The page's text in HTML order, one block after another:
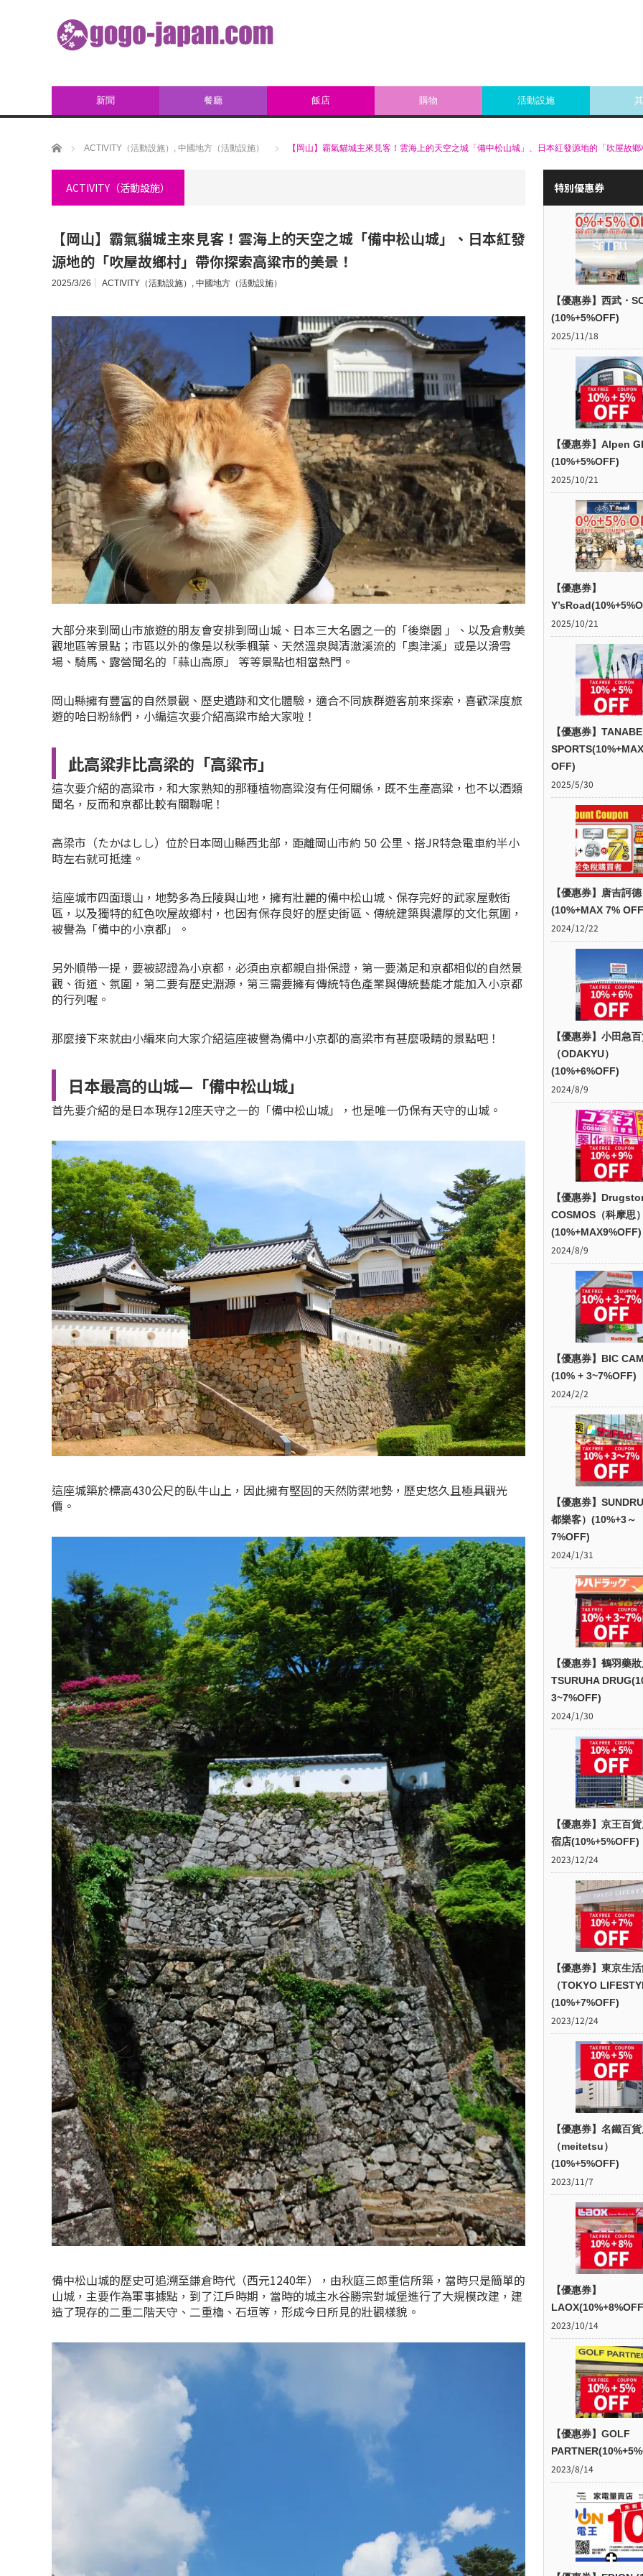
新聞 餐廳 飯店 購物 活動設施
ホーム ACTIVITY（活動設施） , 中國地方（活動設施） 【岡山】霸氣貓城主來見客！雲海上的天空之城「備中松山城」、日本紅發源地的「吹屋故
ACTIVITY（活動設施）
【岡山】霸氣貓城主來見客！雲海上的天空之城「備中松山城」、日本紅發
源地的「吹屋故鄉村」帶你探索高粱市的美景！
2025/3/26 ACTIVITY（活動設施） , 中國地方（活動設施）
大部分來到岡山市旅遊的朋友會安排到岡山城、日本三大名園之一的「後樂園 」、以及倉敷美
觀地區等景點；市區以外的像是以秋季楓葉、天然溫泉與清澈溪流的「奧津溪」或是以滑雪
場、騎馬、露營聞名的「蒜山高原」 等等景點也相當熱門。
岡山縣擁有豐富的自然景觀、歷史遺跡和文化體驗，適合不同族群遊客前來探索，喜歡深度旅
遊的哈日粉絲們，小編這次要介紹高粱市給大家啦！
此高粱非比高梁的「高粱市」
這次要介紹的高粱市，和大家熟知的那種植物高粱沒有任何關係，既不生產高粱，也不以酒類
聞名，反而和京都比較有關聯呢！
高梁市（たかはしし）位於日本岡山縣西北部，距離岡山市約 50 公里、搭JR特急電車約半小
時左右就可抵達。
這座城市四面環山，地勢多為丘陵與山地，擁有壯麗的備中松山城、保存完好的武家屋敷街
區，以及獨特的紅色吹屋故鄉村，也因有保存良好的歷史街區、傳統建築與濃厚的文化氛圍，
被譽為「備中的小京都」。
另外順帶一提，要被認證為小京都，必須由京都親自掛保證，第一要滿足和京都相似的自然景
觀、街道、氛圍，第二要有歷史淵源，第三需要擁有傳統特色產業與傳統藝能才能加入小京都
的行列喔。
那麼接下來就由小編來向大家介紹這座被譽為備中小京都的高梁市有甚麼吸睛的景點吧！
日本最高的山城—「備中松山城」
首先要介紹的是日本現存12座天守之一的「備中松山城」，也是唯一仍保有天守的山城。
這座城築於標高430公尺的臥牛山上，因此擁有堅固的天然防禦地勢，歷史悠久且極具觀光
價。
備中松山城的歷史可追溯至鎌倉時代（西元1240年），由秋庭三郎重信所築，當時只是簡單的
山城，主要作為軍事據點，到了江戶時期，當時的城主水谷勝宗對城堡進行了大規模改建，建
造了現存的二重二階天守、二重櫓、石垣等，形成今日所見的壯觀樣貌。
特別優惠券
【優惠券】西武・
(10%+5%OFF)
2025/11/18
【優惠券】Alpen
(10%+5%OFF)
2025/10/21
【優惠券】
2025/10/21
【優惠券】TANABE
OFF)
2025/5/30
【優惠券】唐吉訶德
(10%+MAX 7%
2024/12/22
【優惠券】小田急
（ODAKYU）
(10%+6%OFF)
2024/8/9
【優惠券】
COSMOS（科摩思
(10%+MAX9%OFF)
2024/8/9
【優惠券】BIC
(10% + 3~7%OFF)
2024/2/2
【優惠券】
都樂客）(10%+3～
7%OFF)
2024/1/31
【優惠券】鶴羽藥
TSURUHA
3~7%OFF)
2024/1/30
【優惠券】京王百
宿店(10%+5%OFF)
2023/12/24
【優惠券】東京生
（TOKYO
(10%+7%OFF)
2023/12/24
【優惠券】名鐵百
（meitetsu）
(10%+5%OFF)
2023/11/7
【優惠券】
2023/10/14
【優惠券】GOLF
2023/8/14